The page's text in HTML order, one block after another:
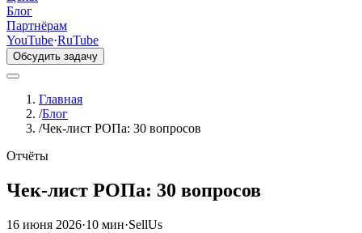
Блог
Партнёрам
YouTube·RuTube
Обсудить задачу
Главная
/Блог
/Чек-лист РОПа: 30 вопросов
Отчёты
Чек-лист РОПа: 30 вопросов
16 июня 2026·10 мин·SellUs